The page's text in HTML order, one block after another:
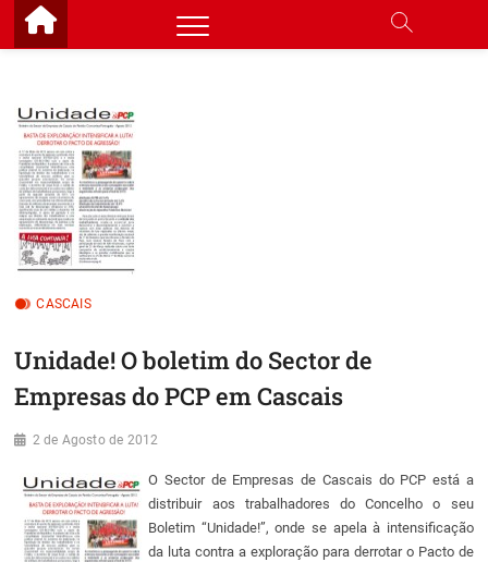
Skip
CASCAIS
Unidade! O boletim do Sector de
Empresas do PCP em Cascais
2 de Agosto de 2012
O Sector de Empresas de Cascais do PCP está a
distribuir aos trabalhadores do Concelho o seu
Boletim “Unidade!”, onde se apela à intensificação
da luta contra a exploração para derrotar o Pacto de